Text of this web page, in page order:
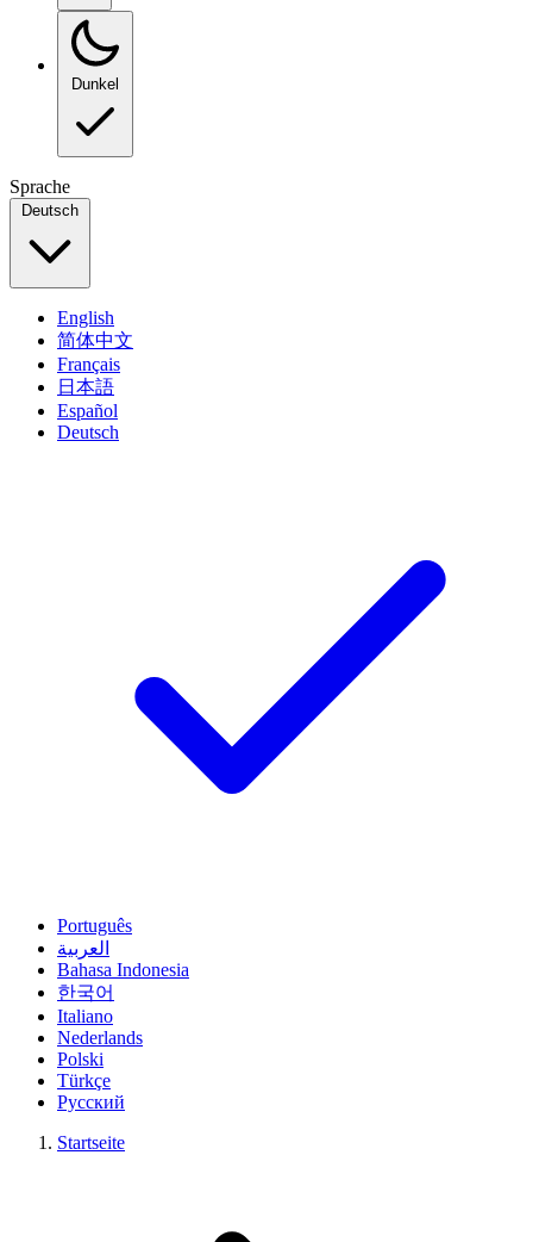
Dunkel
Sprache
Deutsch
English
简体中文
Français
日本語
Español
Deutsch
Português
العربية
Bahasa Indonesia
한국어
Italiano
Nederlands
Polski
Türkçe
Русский
Startseite